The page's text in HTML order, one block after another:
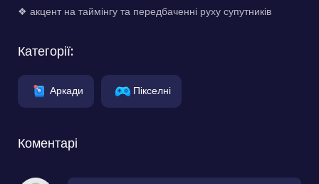
❖ акцент на таймінгу та передбаченні руху супутників
Категорії:
Аркади Пікселні
Коментарі